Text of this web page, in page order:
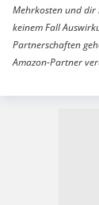
Mehrkosten und dir
keinem Fall
Partnerschaften
Amazon-Partner